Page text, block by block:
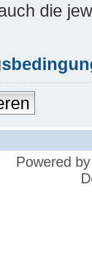
die
Powered by